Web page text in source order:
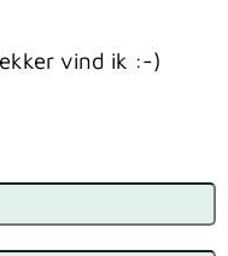
vind ik :-)